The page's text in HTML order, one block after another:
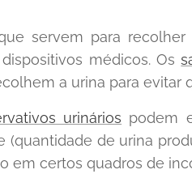
servem para
médicos. Os
a urina para evitar
urinários podem
de urina
em certos quadros de